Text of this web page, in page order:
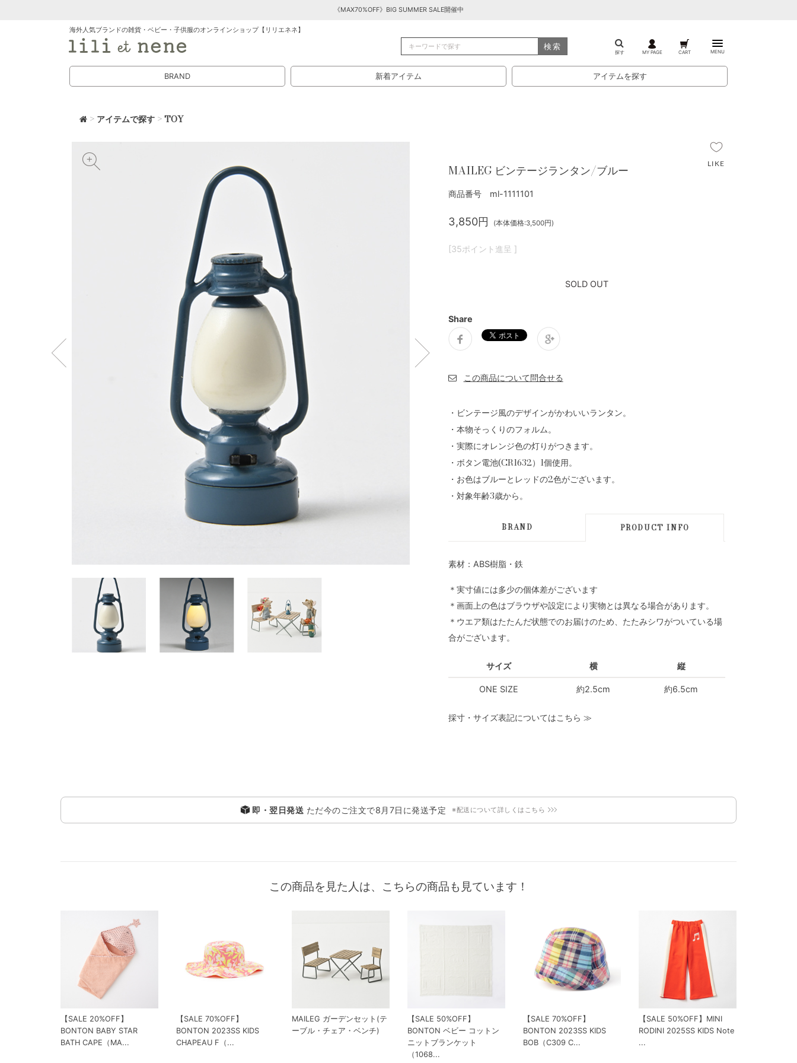
《MAX70%OFF》BIG SUMMER SALE開催中
海外人気ブランドの雑貨・ベビー・子供服のオンラインショップ【リリエネネ】
検索
探す MY PAGE CART MENU
BRAND 新着アイテム アイテムを探す
> アイテムで探す >TOY
MAILEG ビンテージランタン/ブルー
商品番号 ml-1111101
3,850円 (本体価格:3,500円)
[35ポイント進呈 ]
SOLD OUT
Share
・ビンテージ風のデザインがかわいいランタン。
・本物そっくりのフォルム。
・実際にオレンジ色の灯りがつきます。
・ボタン電池(CR1632）1個使用。
・お色はブルーとレッドの2色がございます。
・対象年齢3歳から。
BRAND PRODUCT INFO
素材：ABS樹脂・鉄
＊実寸値には多少の個体差がございます
＊画面上の色はブラウザや設定により実物とは異なる場合があります。
＊ウエア類はたたんだ状態でのお届けのため、たたみシワがついている場
合がございます。
サイズ 横 縦
ONE SIZE 約2.5cm 約6.5cm
採寸・サイズ表記についてはこちら ≫
即・翌日発送 ただ今のご注文で8月7日 に発送予定 ※配送について詳しくはこちら
この商品を見た人は、こちらの商品も見ています！
【SALE 20%OFF】
BONTON BABY STAR
BATH CAPE（MA...
【SALE 70%OFF】
BONTON 2023SS KIDS
CHAPEAU F（...
MAILEG ガーデンセット(テ
ーブル・チェア・ベンチ)
【SALE 50%OFF】
BONTON ベビー コットン
ニットブランケット
（1068...
【SALE 70%OFF】
BONTON 2023SS KIDS
BOB（C309 C...
【SALE 50%OFF】MINI
RODINI 2025SS KIDS Note
...